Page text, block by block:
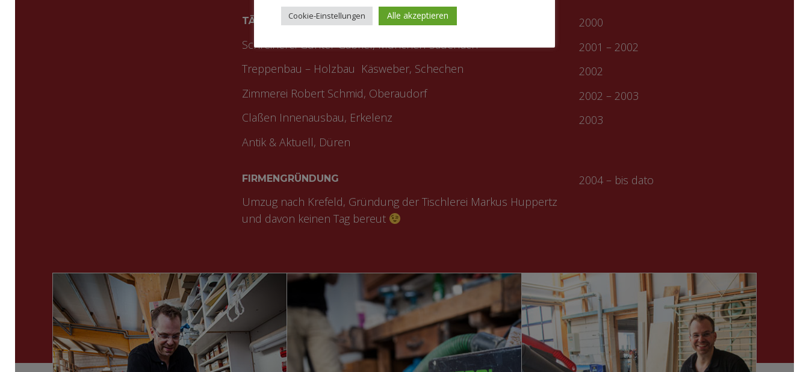
TÄTIGKEITEN ALS TISCHLER
Schreinerei Günter Gabriel, München-Sauerlach
Treppenbau – Holzbau Käsweber, Schechen
Zimmerei Robert Schmid, Oberaudorf
Claßen Innenausbau, Erkelenz
Antik & Aktuell, Düren
2000
2001 – 2002
2002
2002 – 2003
2003
FIRMENGRÜNDUNG
Umzug nach Krefeld, Gründung der Tischlerei Markus Huppertz
und davon keinen Tag bereut
2004 – bis dato
Cookie-Einstellungen Alle akzeptieren